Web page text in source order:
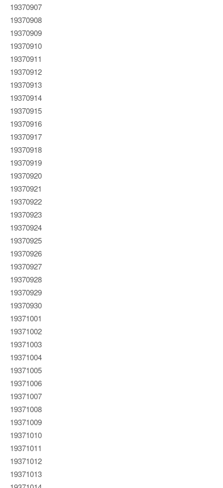
19370907
19370908
19370909
19370910
19370911
19370912
19370913
19370914
19370915
19370916
19370917
19370918
19370919
19370920
19370921
19370922
19370923
19370924
19370925
19370926
19370927
19370928
19370929
19370930
19371001
19371002
19371003
19371004
19371005
19371006
19371007
19371008
19371009
19371010
19371011
19371012
19371013